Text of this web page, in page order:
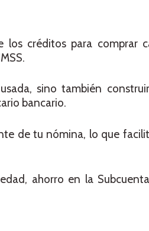
créditos para comprar
sino también
bancario.
de tu nómina, lo que
ahorro en la